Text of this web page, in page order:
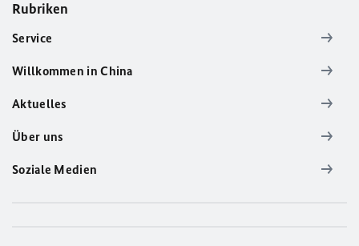
Rubriken
Service
Willkommen in China
Aktuelles
Über uns
Soziale Medien